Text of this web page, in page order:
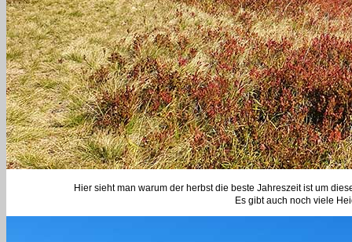
Hier sieht man warum der herbst die beste Jahreszeit ist um
Es gibt auch noch viele